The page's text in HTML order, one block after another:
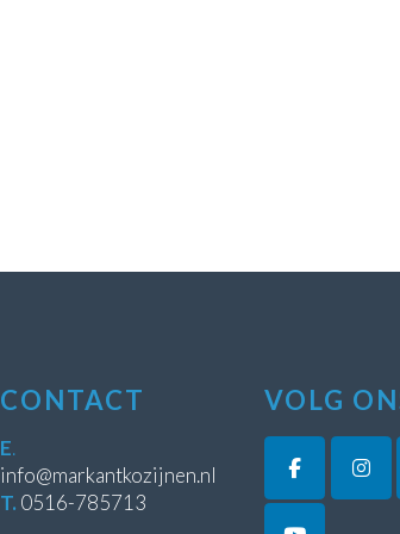
CONTACT
E.
info@markantkozijnen.nl
T. 0516-785713
VOLG